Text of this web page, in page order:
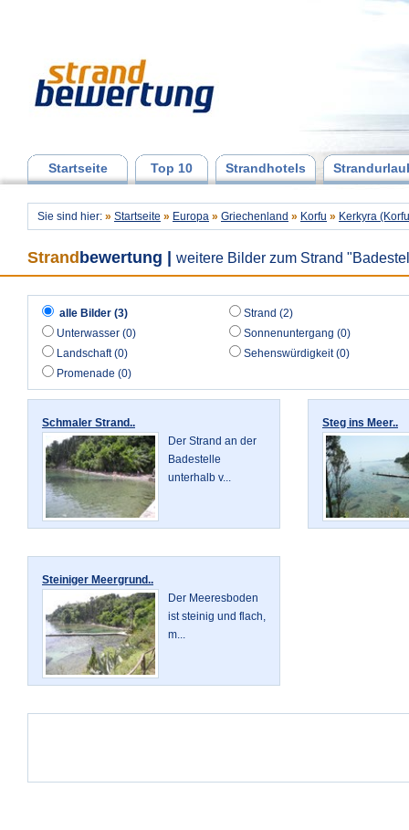
Startseite Top 10 Strandhotels
Sie sind hier: » Startseite » Europa » Griechenland » Korfu » Kerkyra
Strand bewertung weitere Bilder zum Strand
alle Bilder (3)
Strand (2)
Unterwasser (0)
Sonnenuntergang (0)
Landschaft (0)
Sehenswürdigkeit (0)
Promenade (0)
Schmaler Strand..
Der Strand an der
Badestelle
unterhalb v...
Steg ins Meer..
Steiniger Meergrund..
Der Meeresboden
ist steinig und flach,
m...